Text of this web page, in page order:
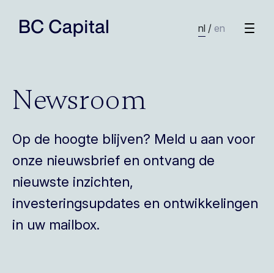
nl / en
Newsroom
Op de hoogte blijven? Meld u aan voor
onze nieuwsbrief en ontvang de
nieuwste inzichten,
investeringsupdates en ontwikkelingen
in uw mailbox.